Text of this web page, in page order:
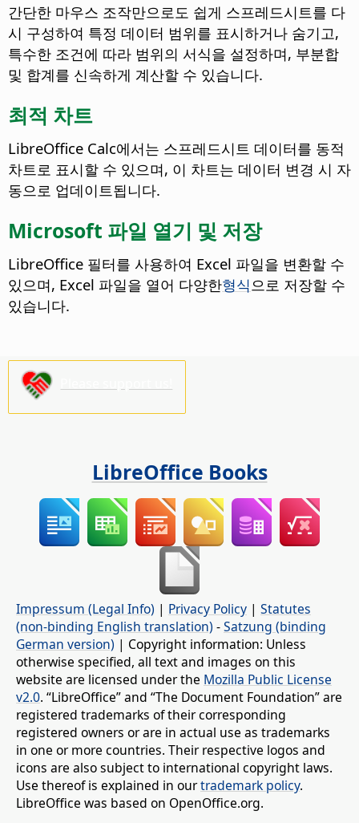
간단한 마우스 조작만으로도 쉽게 스프레드시트를 다
시 구성하여 특정 데이터 범위를 표시하거나 숨기고,
특수한 조건에 따라 범위의 서식을 설정하며, 부분합
및 합계를 신속하게 계산할 수 있습니다.
최적 차트
LibreOffice Calc에서는 스프레드시트 데이터를 동적
차트로 표시할 수 있으며, 이 차트는 데이터 변경 시 자
동으로 업데이트됩니다.
Microsoft 파일 열기 및 저장
LibreOffice 필터를 사용하여 Excel 파일을 변환할 수
있으며, Excel 파일을 열어 다양한형식으로 저장할 수
있습니다.
LibreOffice Books
Impressum (Legal Info) | Privacy Policy | Statutes
(non-binding English translation) -Satzung (binding
German version) | Copyright information: Unless
otherwise specified, all text and images on this
website are licensed under the Mozilla Public License
v2.0. “LibreOffice” and “The Document Foundation” are
registered trademarks of their corresponding
registered owners or are in actual use as trademarks
in one or more countries. Their respective logos and
icons are also subject to international copyright laws.
Use thereof is explained in ourtrademark policy.
LibreOffice was based on OpenOffice.org.